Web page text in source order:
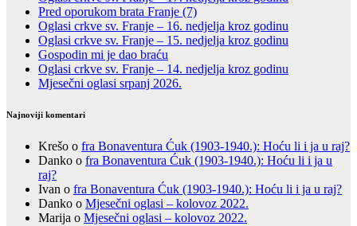
Pred oporukom brata Franje (7)
Oglasi crkve sv. Franje – 16. nedjelja kroz godinu
Oglasi crkve sv. Franje – 15. nedjelja kroz godinu
Gospodin mi je dao braću
Oglasi crkve sv. Franje – 14. nedjelja kroz godinu
Mjesečni oglasi srpanj 2026.
Najnoviji komentari
Krešo o fra Bonaventura Ćuk (1903-1940.): Hoću li i ja u raj?
Danko o fra Bonaventura Ćuk (1903-1940.): Hoću li i ja u
raj?
Ivan o fra Bonaventura Ćuk (1903-1940.): Hoću li i ja u raj?
Danko o Mjesečni oglasi – kolovoz 2022.
Marija o Mjesečni oglasi – kolovoz 2022.